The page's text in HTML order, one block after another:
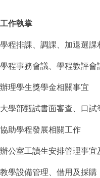
工作執掌
學程排課、調課、加退選課
學程事務會議、學程教評
辦理學生獎學金相關事宜
大學部甄試書面審查、口試
協助學程發展相關工作
辦公室工讀生安排管理事宜
教學設備管理、借用及採購